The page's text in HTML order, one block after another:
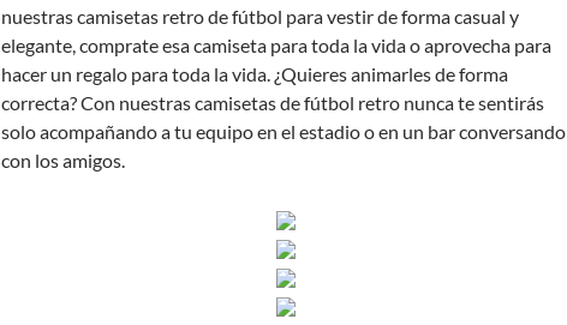
nuestras camisetas retro de fútbol para vestir de forma casual y
elegante, comprate esa camiseta para toda la vida o aprovecha para
hacer un regalo para toda la vida. ¿Quieres animarles de forma
correcta? Con nuestras camisetas de fútbol retro nunca te sentirás
solo acompañando a tu equipo en el estadio o en un bar conversando
con los amigos.